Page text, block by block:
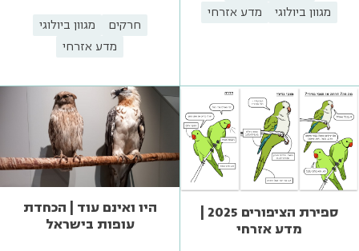
מגוון ביולוגי
מדע אזרחי
חרקים
מגוון ביולוגי
מדע אזרחי
מדע אזרחי
היו ואינם עוד | הכחדת
עופות בישראל